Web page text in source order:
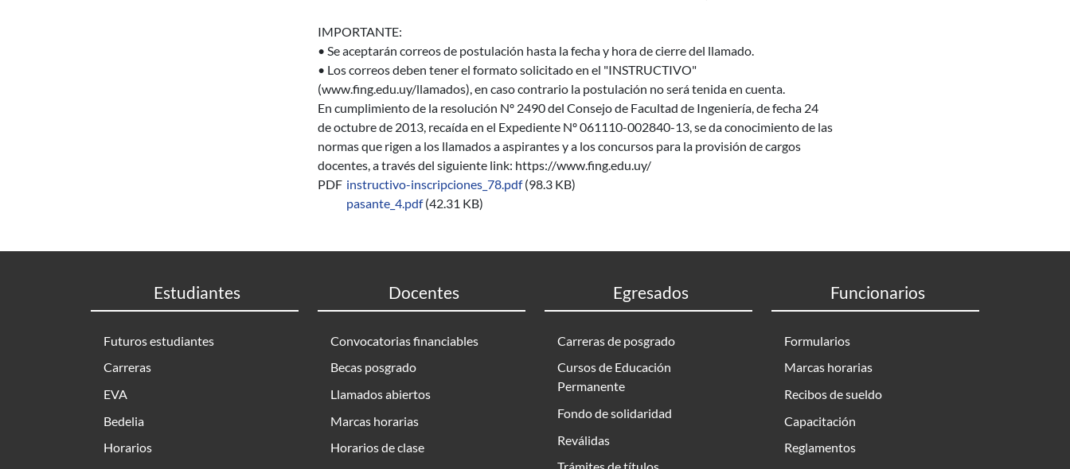
IMPORTANTE:
• Se aceptarán correos de postulación hasta la fecha y hora de cierre del llamado.
• Los correos deben tener el formato solicitado en el "INSTRUCTIVO"
(www.fing.edu.uy/llamados), en caso contrario la postulación no será tenida en cuenta.
En cumplimiento de la resolución Nº 2490 del Consejo de Facultad de Ingeniería, de fecha 24
de octubre de 2013, recaída en el Expediente Nº 061110-002840-13, se da conocimiento de las
normas que rigen a los llamados a aspirantes y a los concursos para la provisión de cargos
docentes, a través del siguiente link: https://www.fing.edu.uy/
PDF instructivo-inscripciones_78.pdf (98.3 KB)
pasante_4.pdf (42.31 KB)
Estudiantes
Futuros estudiantes
Carreras
EVA
Bedelia
Horarios
Docentes
Convocatorias financiables
Becas posgrado
Llamados abiertos
Marcas horarias
Horarios de clase
Egresados
Carreras de posgrado
Cursos de Educación
Permanente
Fondo de solidaridad
Reválidas
Funcionarios
Formularios
Marcas horarias
Recibos de sueldo
Capacitación
Reglamentos